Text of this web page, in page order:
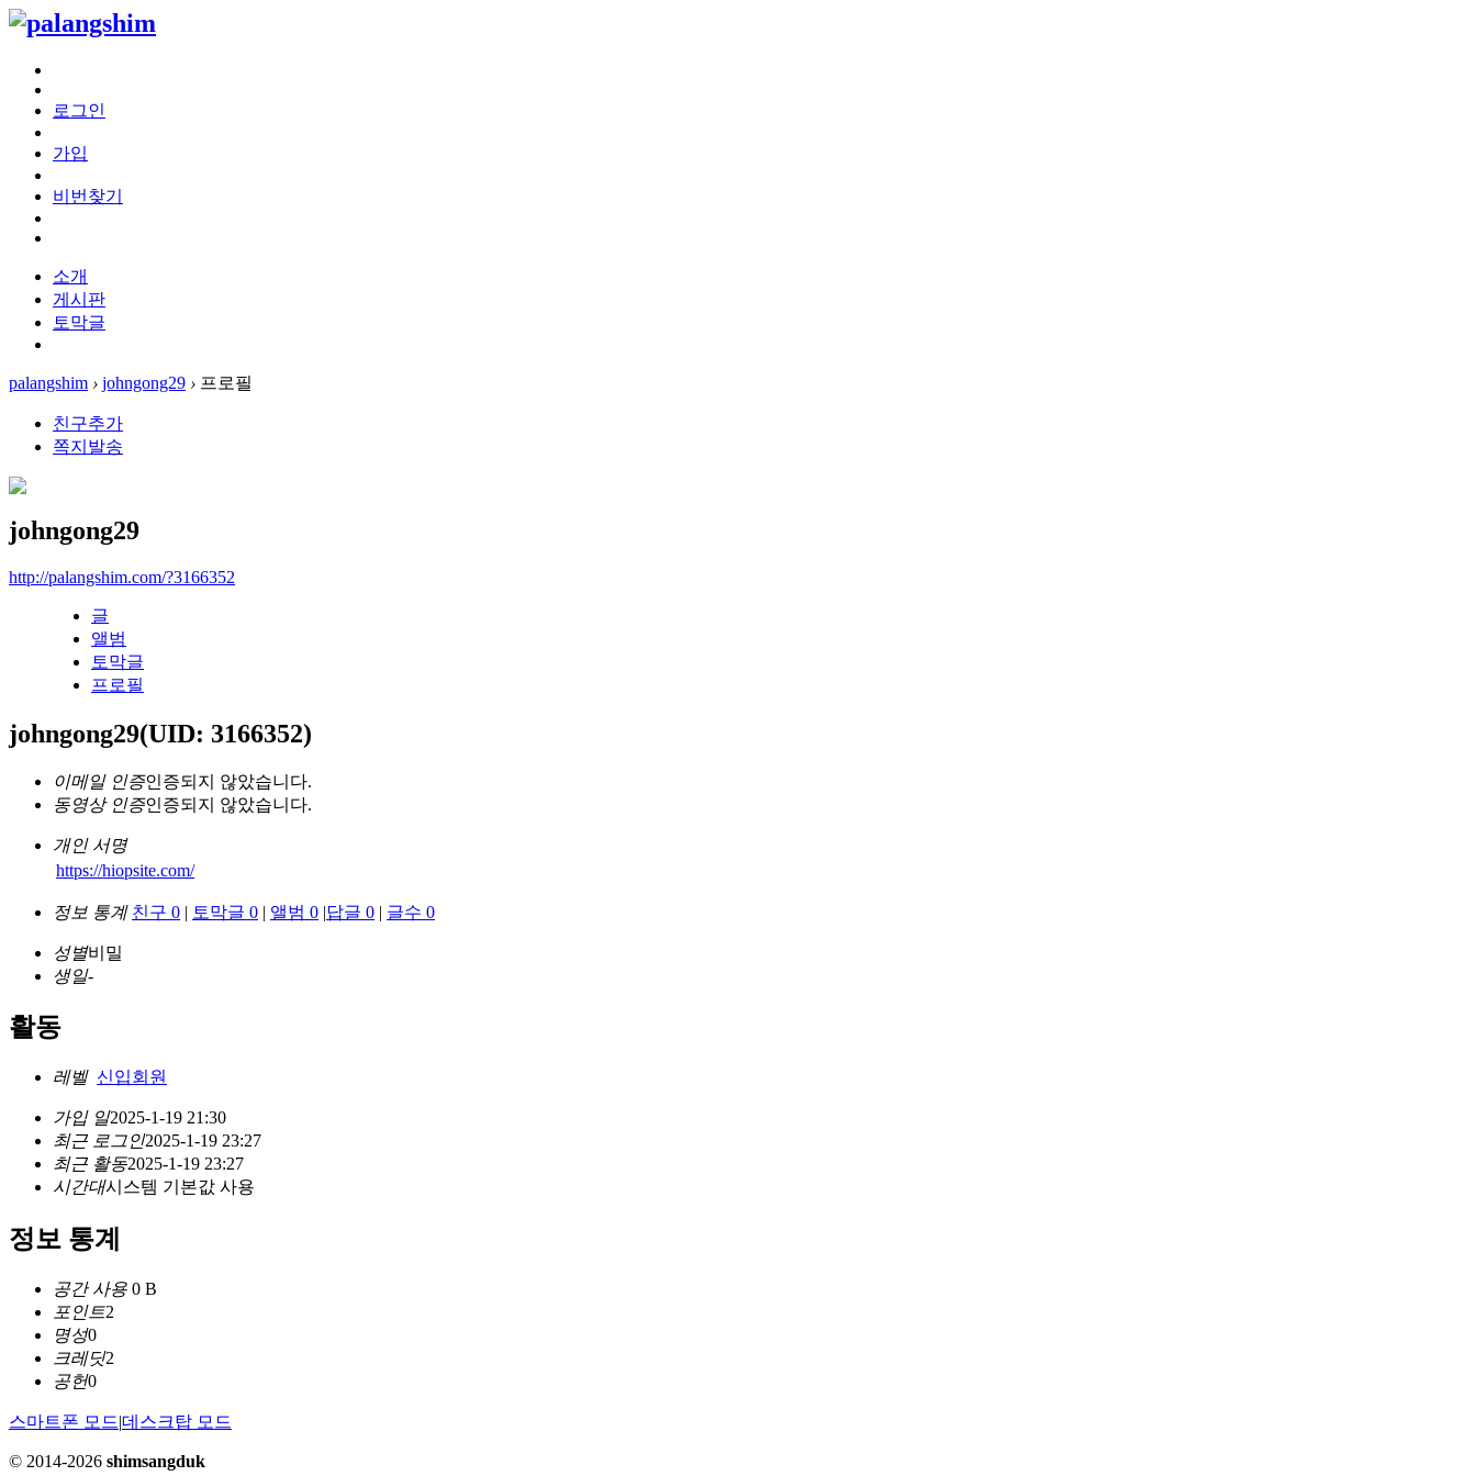
로그인
가입
비번찾기
소개
게시판
토막글
palangshim › johngong29 › 프로필
친구추가
쪽지발송
johngong29
http://palangshim.com/?3166352
글
앨범
토막글
프로필
johngong29(UID: 3166352)
이메일 인증인증되지 않았습니다.
동영상 인증인증되지 않았습니다.
개인 서명
https://hiopsite.com/
정보 통계 친구 0 | 토막글 0 | 앨범 0 |답글 0 | 글수 0
성별비밀
생일-
활동
레벨 신입회원
가입 일2025-1-19 21:30
최근 로그인2025-1-19 23:27
최근 활동2025-1-19 23:27
시간대시스템 기본값 사용
정보 통계
공간 사용 0 B
포인트2
명성0
크레딧2
공헌0
스마트폰 모드|데스크탑 모드
© 2014-2026 shimsangduk